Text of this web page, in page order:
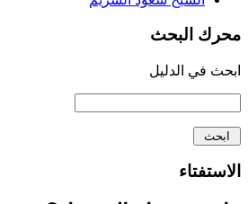
محرك البحث
ابحث في الدليل
الاستفتاء